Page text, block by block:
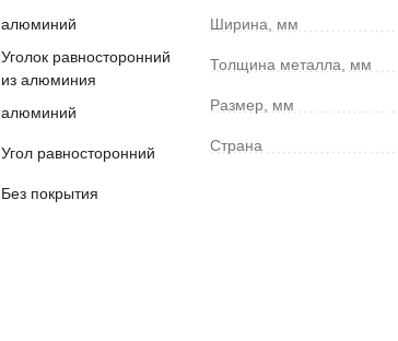
алюминий
Уголок равносторонний
из алюминия
алюминий
Угол равносторонний
Без покрытия
Ширина, мм
Толщина металла, мм
Размер, мм
Страна